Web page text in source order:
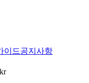
이드공지사항